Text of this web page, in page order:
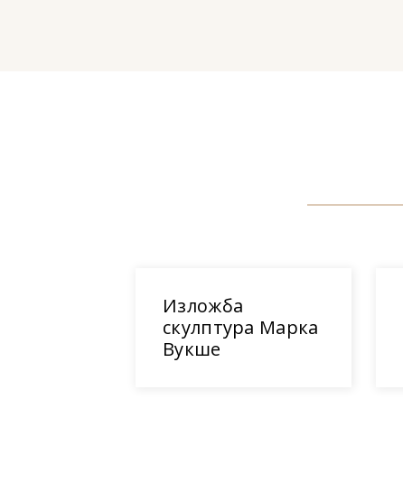
Изложба
скулптура Марка
Вукше